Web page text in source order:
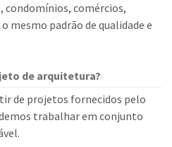
condomínios, comércios,
mesmo padrão de qualidade e
de arquitetura?
de projetos fornecidos pelo
trabalhar em conjunto